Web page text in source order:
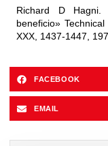
Richard D Hagni.
beneficio»
XXX, 1437-1447,
FACEBOOK
EMAIL